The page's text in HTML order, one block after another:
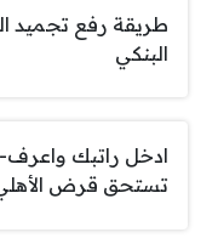
طريقة رفع تجميد
البنكي
ادخل راتبك
تستحق قرض